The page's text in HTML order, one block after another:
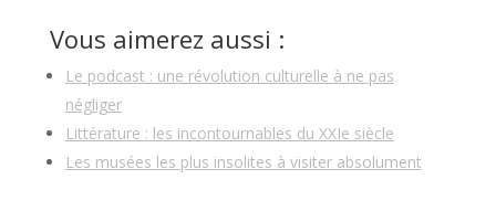
Vous aimerez aussi :
Le podcast : une révolution culturelle à ne pas
négliger
Littérature : les incontournables du XXIe siècle
Les musées les plus insolites à visiter absolument